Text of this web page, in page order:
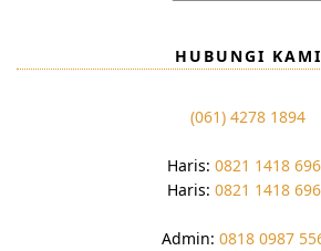
HUBUNGI KAMI
(061) 4278 1894
Haris: 0821 1418
Haris: 0821 1418
Admin: 0818 0987